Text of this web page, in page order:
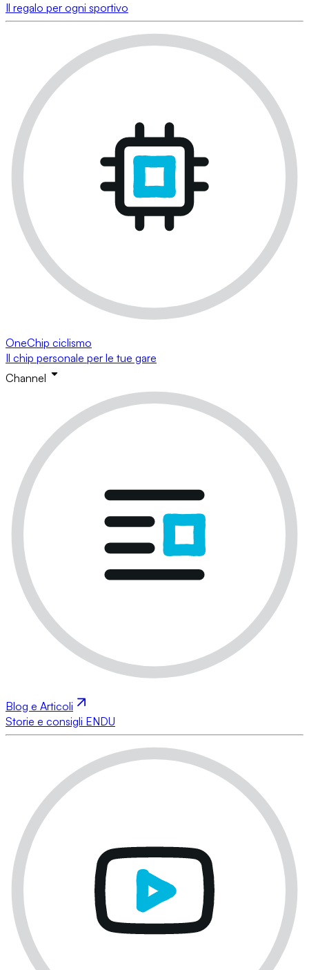
Il regalo per ogni sportivo
OneChip ciclismo
Il chip personale per le tue gare
Channel
Blog e Articoli
Storie e consigli ENDU